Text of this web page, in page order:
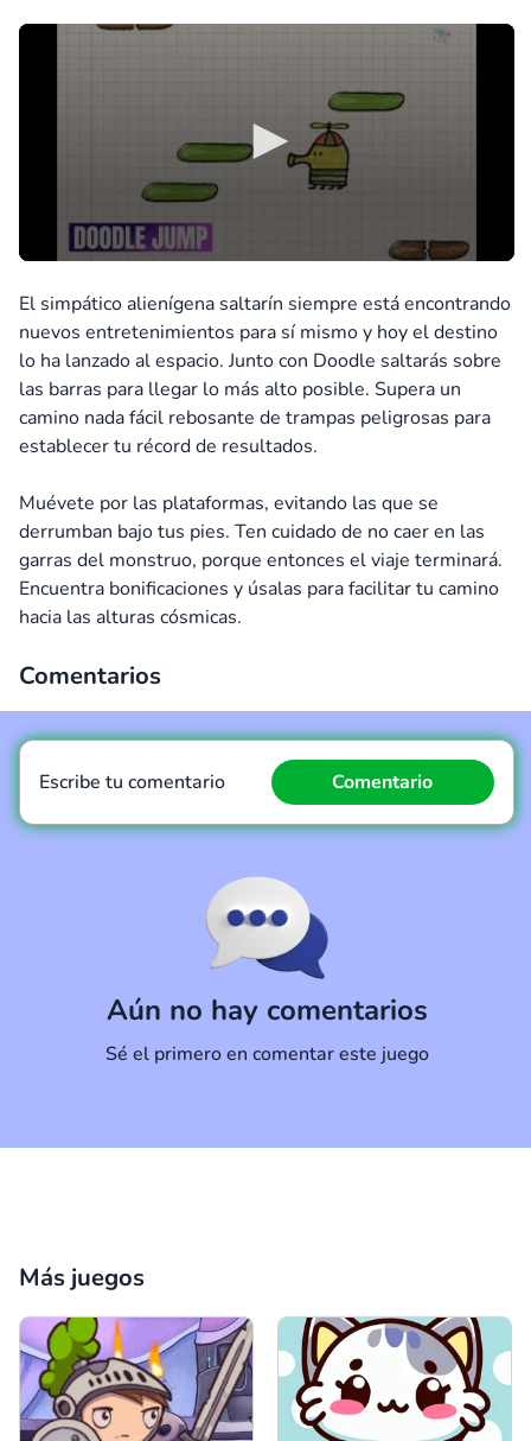
El simpático alienígena saltarín siempre está encontrando
nuevos entretenimientos para sí mismo y hoy el destino
lo ha lanzado al espacio. Junto con Doodle saltarás sobre
las barras para llegar lo más alto posible. Supera un
camino nada fácil rebosante de trampas peligrosas para
establecer tu récord de resultados.
Muévete por las plataformas, evitando las que se
derrumban bajo tus pies. Ten cuidado de no caer en las
garras del monstruo, porque entonces el viaje terminará.
Encuentra bonificaciones y úsalas para facilitar tu camino
hacia las alturas cósmicas.
Comentarios
Aún no hay comentarios
Sé el primero en comentar este juego
Escribe tu comentario Comentario
Más juegos